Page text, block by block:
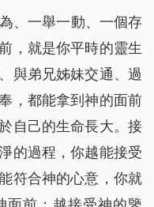
、一舉一動、一個存
，就是你平時的靈生
與弟兄姊妹交通、過
，都能拿到神的面前
自己的生命長大。接
的過程，你越能接受
符合神的心意，你就